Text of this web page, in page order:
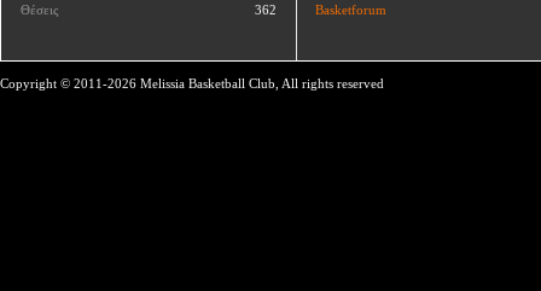
Θέσεις 362 Basketforum
Copyright © 2011-2026 Melissia Basketball Club, All rights reserved